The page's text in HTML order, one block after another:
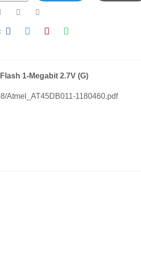
1-Megabit 2.7V (G)
Atmel_AT45DB011-1180460.pdf